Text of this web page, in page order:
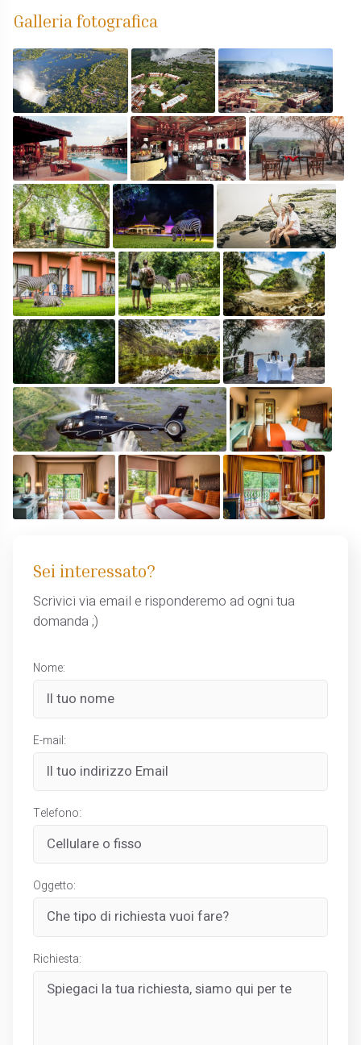
Galleria fotografica
Sei interessato?
Scrivici via email e risponderemo ad ogni tua
domanda ;)
Nome:
E-mail:
Telefono:
Oggetto:
Richiesta: